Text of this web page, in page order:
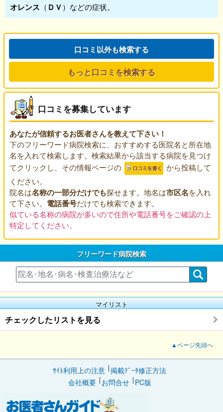
オレンス （ ＤＶ）などの症状。
口コミ以外も検索する
もっと口コミを検索する
口コミを募集しています
あなたが信頼するお医者さんを教えて下さい！
下のフリーワード病院検索に、おすすめする医院名と所在地
名を入れて検索します。検索結果から該当する病院を見つけ
てクリックし、その情報ページの
から投稿して
ください。
院名は名称の一部分だけでも探せます。地名は市区名を入れ
て下さい。 電話番号だけでも検索できます。
似ている名称の病院が多いので住所や電話番号をご確認の上
特定してください。
フリーワード病院検索
マイリスト
チェックしたリストを見る
▲ページ先頭へ
ｻｲﾄ利用上の注意 掲載ﾃﾞｰﾀ修正方法
会社概要
お問合せ PC版